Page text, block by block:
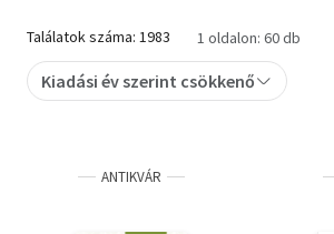
Tankönyv, segédkönyv
Találatok száma: 1983 1 oldalon: 60 db
Kiadási év szerint csökkenő
ANTIKVÁR